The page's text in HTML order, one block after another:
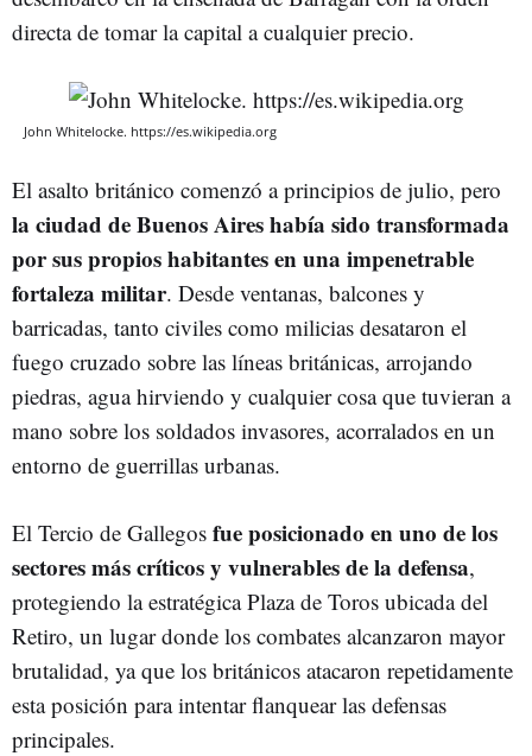
directa de tomar la capital a cualquier precio.
John Whitelocke. https://es.wikipedia.org
El asalto británico comenzó a principios de julio, pero
la ciudad de Buenos Aires había sido transformada
por sus propios habitantes en una impenetrable
fortaleza militar. Desde ventanas, balcones y
barricadas, tanto civiles como milicias desataron el
fuego cruzado sobre las líneas británicas, arrojando
piedras, agua hirviendo y cualquier cosa que tuvieran a
mano sobre los soldados invasores, acorralados en un
entorno de guerrillas urbanas.
El Tercio de Gallegos fue posicionado en uno de los
sectores más críticos y vulnerables de la defensa,
protegiendo la estratégica Plaza de Toros ubicada del
Retiro, un lugar donde los combates alcanzaron mayor
brutalidad, ya que los británicos atacaron repetidamente
esta posición para intentar flanquear las defensas
principales.